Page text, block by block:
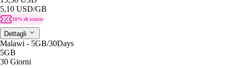
5,10 USD/GB
10% di sconto
Dettagli
Malawi - 5GB/30Days
5GB
30 Giorni